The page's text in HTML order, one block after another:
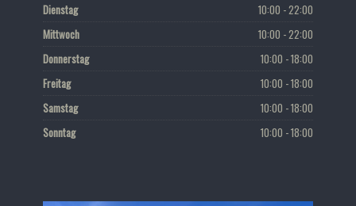
Dienstag
10:00 - 22:00
Mittwoch
10:00 - 22:00
Donnerstag
10:00 - 18:00
Freitag
10:00 - 18:00
Samstag
10:00 - 18:00
Sonntag
10:00 - 18:00